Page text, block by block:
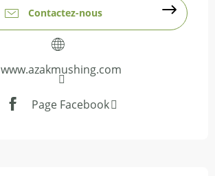
Contactez-nous
www.azakmushing.com
Page Facebook